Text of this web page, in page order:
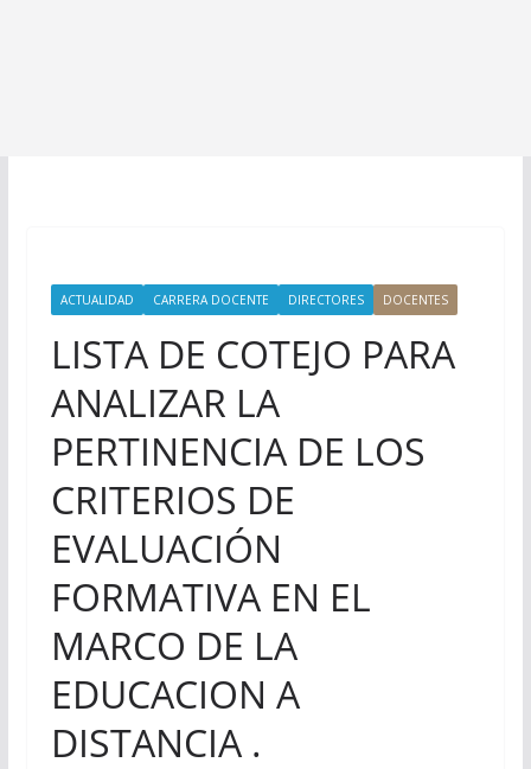
ACTUALIDAD CARRERA DOCENTE DIRECTORES DOCENTES
LISTA DE COTEJO PARA
ANALIZAR LA
PERTINENCIA DE LOS
CRITERIOS DE
EVALUACIÓN
FORMATIVA EN EL
MARCO DE LA
EDUCACION A
DISTANCIA .